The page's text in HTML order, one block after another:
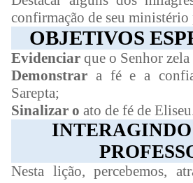
confirmação de seu
OBJETIVOS
Evidenciar que o Senhor
Demonstrar a fé e a
Sarepta;
Sinalizar o ato de fé de
Nesta lição, percebemos,